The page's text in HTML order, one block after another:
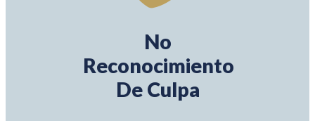
No
Reconocimiento
De Culpa